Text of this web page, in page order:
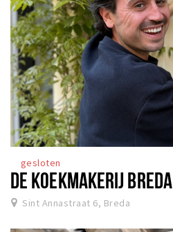
gesloten
DE KOEKMAKERIJ BREDA
Sint Annastraat 6, Breda